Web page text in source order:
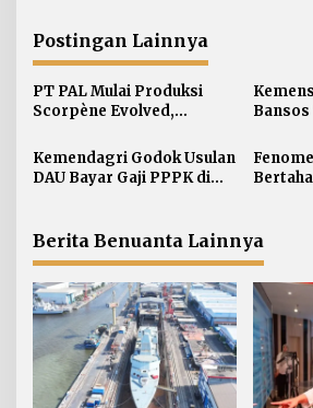
i
g
a
s
p
o
Postingan Lainnya
PT PAL Mulai Produksi
Scorpène Evolved,
Prancis
Kemendagri Godok Usulan
DAU Bayar Gaji PPPK di
Berita Benuanta Lainnya